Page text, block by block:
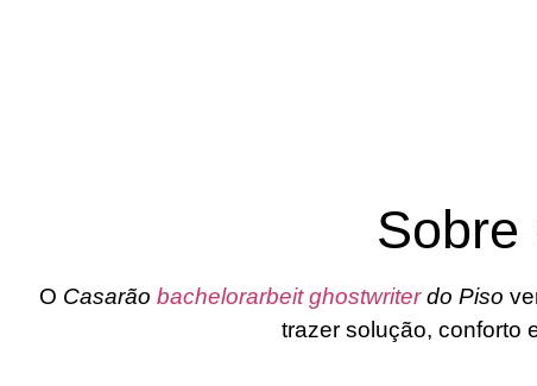
Sobre
O Casarão bachelorarbeit ghostwriterdo Piso
trazer solução, conforto